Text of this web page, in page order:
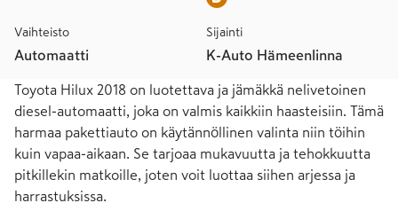
Vaihteisto
Automaatti
Sijainti
K-Auto Hämeenlinna
Toyota Hilux 2018 on luotettava ja jämäkkä nelivetoinen
diesel-automaatti, joka on valmis kaikkiin haasteisiin. Tämä
harmaa pakettiauto on käytännöllinen valinta niin töihin
kuin vapaa-aikaan. Se tarjoaa mukavuutta ja tehokkuutta
pitkillekin matkoille, joten voit luottaa siihen arjessa ja
harrastuksissa.